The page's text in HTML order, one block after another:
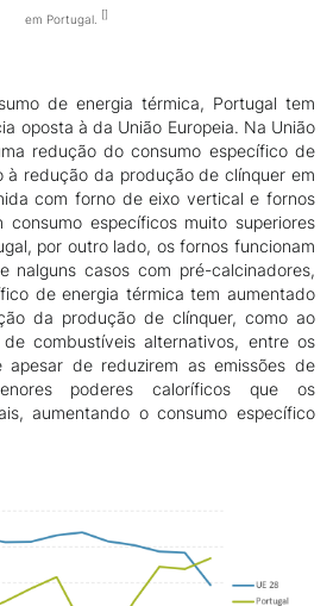
em Portugal.
de energia térmica, Portugal tem
oposta à da União Europeia. Na União
redução do consumo específico de
à redução da produção de clínquer em
com forno de eixo vertical e fornos
consumo específicos muito superiores
por outro lado, os fornos funcionam
nalguns casos com pré-calcinadores,
de energia térmica tem aumentado
da produção de clínquer, como ao
combustíveis alternativos, entre os
apesar de reduzirem as emissões de
poderes caloríficos que os
aumentando o consumo específico